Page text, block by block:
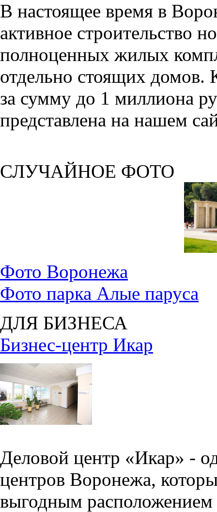
В настоящее время в
активное строительство
полноценных жилых
отдельно стоящих домов.
за сумму до 1 миллиона
представлена на нашем
СЛУЧАЙНОЕ ФОТО
Фото Воронежа
Фото парка Алые паруса
ДЛЯ БИЗНЕСА
Бизнес-центр Икар
Деловой центр «Икар» -
центров Воронежа,
выгодным